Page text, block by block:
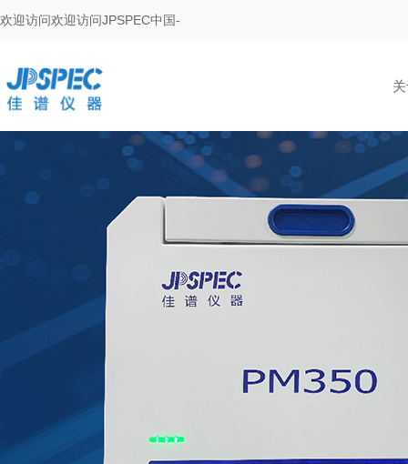
欢迎访问欢迎访问JPSPEC中国-